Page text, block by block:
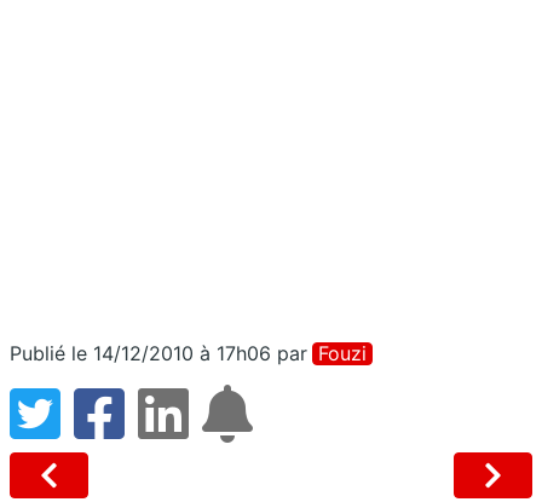
Publié le 14/12/2010 à 17h06 par Fouzi